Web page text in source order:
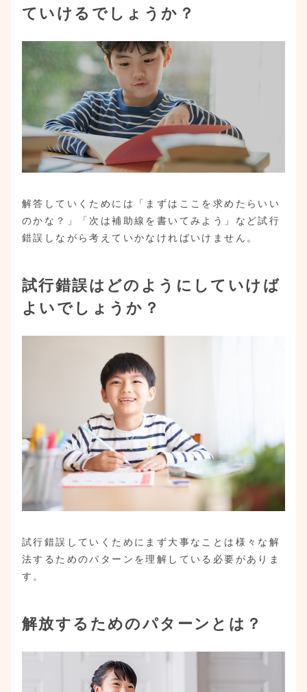
ていけるでしょうか？
解答していくためには「まずはここを求めたらいい
のかな？」「次は補助線を書いてみよう」など試行
錯誤しながら考えていかなければいけません。
試行錯誤はどのようにしていけば
よいでしょうか？
試行錯誤していくためにまず大事なことは様々な解
法するためのパターンを理解している必要がありま
す。
解放するためのパターンとは？